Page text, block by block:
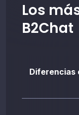
Los
B2Chat
Diferencias